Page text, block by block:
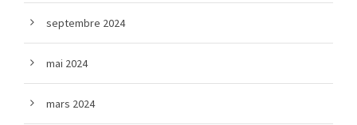
septembre 2024
mai 2024
mars 2024